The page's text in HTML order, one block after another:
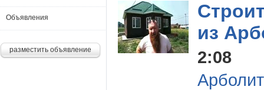
из
2:08
Объявления
разместить объявление